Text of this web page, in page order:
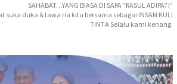
SAHABAT…YANG BIASA DI SAPA “RASUL ADIPATI”
suka duka & tawa ria kita bersama sebagai INSAN KULI
TINTA Selalu kami kenang.